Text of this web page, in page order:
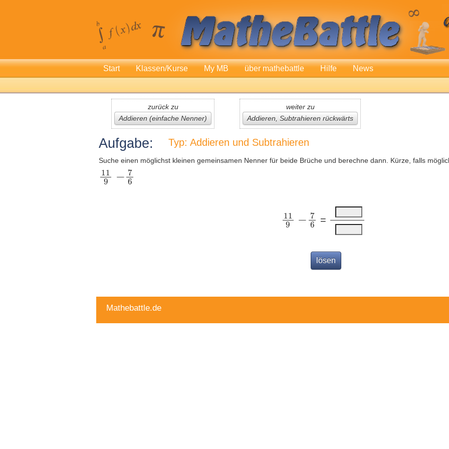
Start Klassen/Kurse My MB über mathebattle Hilfe News
zurück zu
Addieren (einfache Nenner)
weiter zu
Addieren, Subtrahieren rückwärts
Aufgabe: Typ: Addieren und Subtrahieren
Suche einen möglichst kleinen gemeinsamen Nenner für beide Brüche und berechne dann. Kürze, falls
=
Mathebattle.de